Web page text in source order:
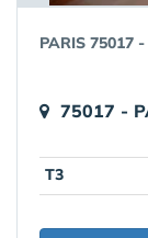
PARIS 75017
75017 -
T3